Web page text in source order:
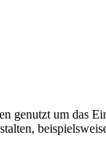
genutzt um das